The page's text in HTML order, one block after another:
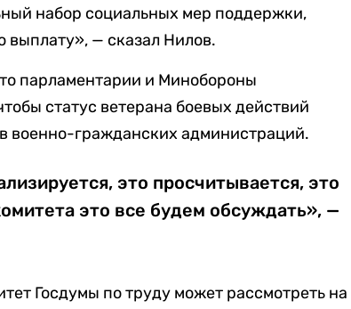
набор социальных мер поддержки,
— сказал Нилов.
парламентарии и Минобороны
статус ветерана боевых действий
военно-гражданских администраций.
это просчитывается, это
это все будем обсуждать», —
Госдумы по труду может рассмотреть на